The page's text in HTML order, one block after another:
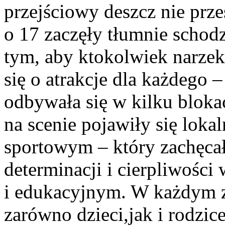
przejściowy deszcz nie
o 17 zaczęły tłumnie
tym, aby ktokolwiek
się o atrakcje dla każdego
odbywała się w kilku
na scenie pojawiły się
sportowym – który
determinacji i cierpliwości
i edukacyjnym. W każdym
zarówno dzieci,jak i